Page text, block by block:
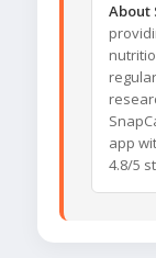
About
app
4.8/5